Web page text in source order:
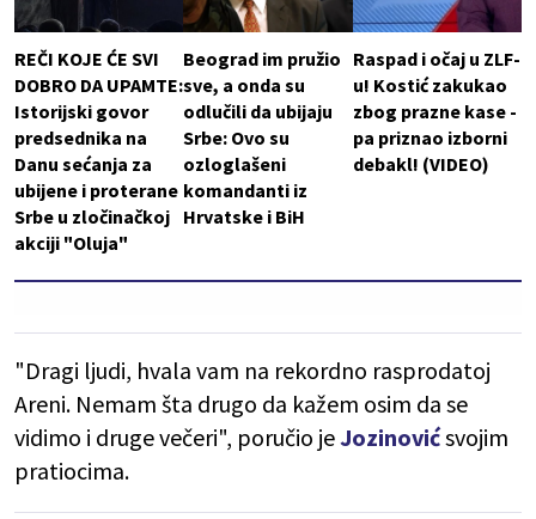
REČI KOJE ĆE SVI
DOBRO DA UPAMTE:
Istorijski govor
predsednika na
Danu sećanja za
ubijene i proterane
Srbe u zločinačkoj
akciji "Oluja"
Beograd im pružio
sve, a onda su
odlučili da ubijaju
Srbe: Ovo su
ozloglašeni
komandanti iz
Hrvatske i BiH
Raspad i očaj u ZLF-
u! Kostić zakukao
zbog prazne kase -
pa priznao izborni
debakl! (VIDEO)
"Dragi ljudi, hvala vam na rekordno rasprodatoj
Areni. Nemam šta drugo da kažem osim da se
vidimo i druge večeri", poručio jeJozinovićsvojim
pratiocima.